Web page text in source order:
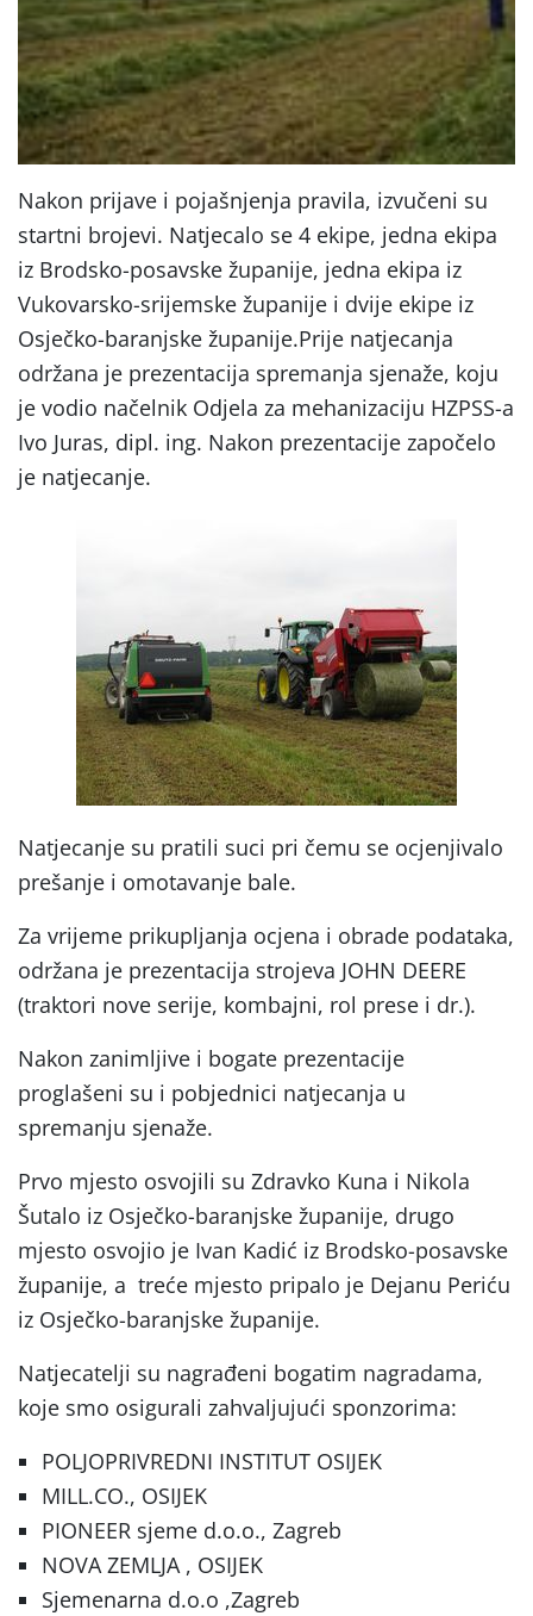
Nakon prijave i pojašnjenja pravila, izvučeni su
startni brojevi. Natjecalo se 4 ekipe, jedna ekipa
iz Brodsko-posavske županije, jedna ekipa iz
Vukovarsko-srijemske županije i dvije ekipe iz
Osječko-baranjske županije.Prije natjecanja
održana je prezentacija spremanja sjenaže, koju
je vodio načelnik Odjela za mehanizaciju HZPSS-a
Ivo Juras, dipl. ing. Nakon prezentacije započelo
je natjecanje.
Natjecanje su pratili suci pri čemu se ocjenjivalo
prešanje i omotavanje bale.
Za vrijeme prikupljanja ocjena i obrade podataka,
održana je prezentacija strojeva JOHN DEERE
(traktori nove serije, kombajni, rol prese i dr.).
Nakon zanimljive i bogate prezentacije
proglašeni su i pobjednici natjecanja u
spremanju sjenaže.
Prvo mjesto osvojili su Zdravko Kuna i Nikola
Šutalo iz Osječko-baranjske županije, drugo
mjesto osvojio je Ivan Kadić iz Brodsko-posavske
županije, a treće mjesto pripalo je Dejanu Periću
iz Osječko-baranjske županije.
Natjecatelji su nagrađeni bogatim nagradama,
koje smo osigurali zahvaljujući sponzorima:
POLJOPRIVREDNI INSTITUT OSIJEK
MILL.CO., OSIJEK
PIONEER sjeme d.o.o., Zagreb
NOVA ZEMLJA , OSIJEK
Sjemenarna d.o.o ,Zagreb